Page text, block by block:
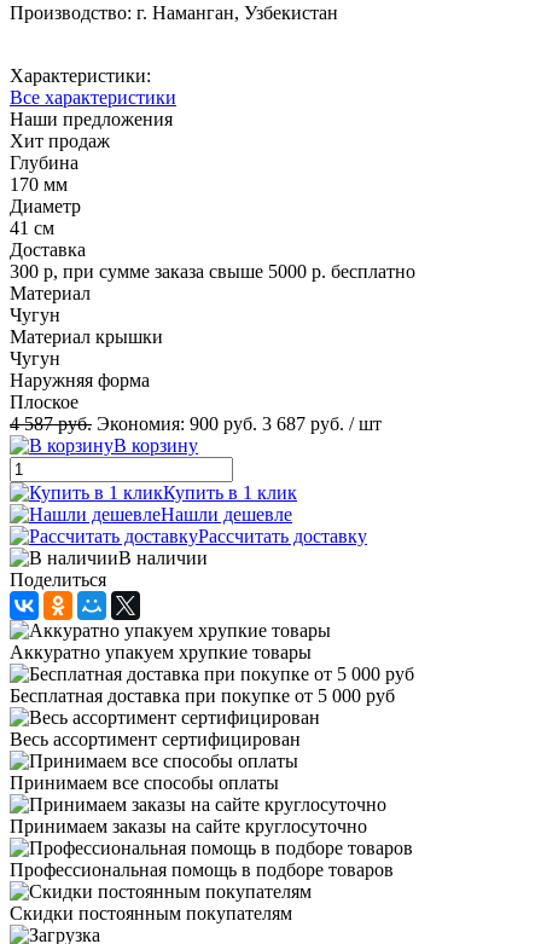
Производство: г. Наманган, Узбекистан
Характеристики:
Все характеристики
Наши предложения
Хит продаж
Глубина
170 мм
Диаметр
41 см
Доставка
300 р, при сумме заказа свыше 5000 р. бесплатно
Материал
Чугун
Материал крышки
Чугун
Наружняя форма
Плоское
4 587 руб. Экономия: 900 руб. 3 687 руб. / шт
В корзину
Купить в 1 клик
Нашли дешевле
Рассчитать доставку
В наличии
Поделиться
Аккуратно упакуем хрупкие товары
Бесплатная доставка при покупке от 5 000 руб
Весь ассортимент сертифицирован
Принимаем все способы оплаты
Принимаем заказы на сайте круглосуточно
Профессиональная помощь в подборе товаров
Скидки постоянным покупателям